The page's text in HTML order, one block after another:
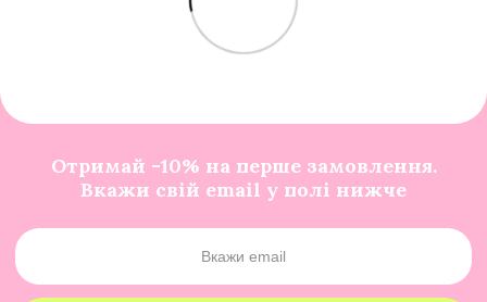
Отримай -10% на перше замовлення.
Вкажи свій email у полі нижче